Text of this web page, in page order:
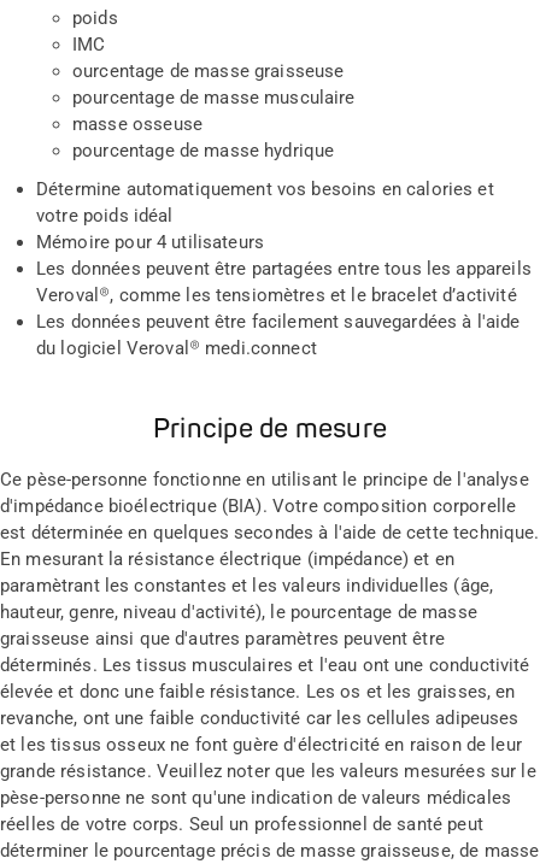
poids
IMC
ourcentage de masse graisseuse
pourcentage de masse musculaire
masse osseuse
pourcentage de masse hydrique
Détermine automatiquement vos besoins en calories et
votre poids idéal
Mémoire pour 4 utilisateurs
Les données peuvent être partagées entre tous les appareils
Veroval®, comme les tensiomètres et le bracelet d’activité
Les données peuvent être facilement sauvegardées à l'aide
du logiciel Veroval® medi.connect
Principe de mesure
Ce pèse-personne fonctionne en utilisant le principe de l'analyse
d'impédance bioélectrique (BIA). Votre composition corporelle
est déterminée en quelques secondes à l'aide de cette technique.
En mesurant la résistance électrique (impédance) et en
paramètrant les constantes et les valeurs individuelles (âge,
hauteur, genre, niveau d'activité), le pourcentage de masse
graisseuse ainsi que d'autres paramètres peuvent être
déterminés. Les tissus musculaires et l'eau ont une conductivité
élevée et donc une faible résistance. Les os et les graisses, en
revanche, ont une faible conductivité car les cellules adipeuses
et les tissus osseux ne font guère d'électricité en raison de leur
grande résistance. Veuillez noter que les valeurs mesurées sur le
pèse-personne ne sont qu'une indication de valeurs médicales
réelles de votre corps. Seul un professionnel de santé peut
déterminer le pourcentage précis de masse graisseuse, de masse